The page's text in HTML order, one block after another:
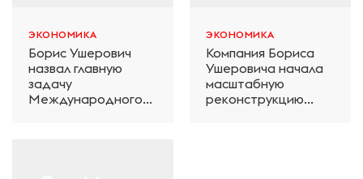
ЭКОНОМИКА
Борис Ушерович
назвал главную
задачу
Международного
ЭКОНОМИКА
Компания Бориса
Ушеровича начала
масштабную
реконструкцию